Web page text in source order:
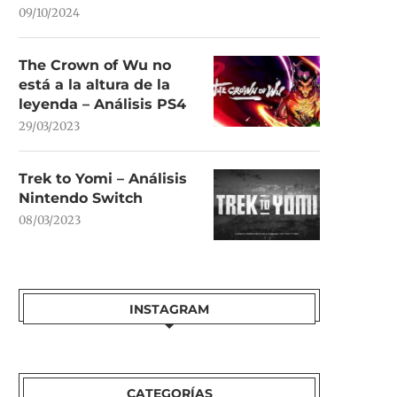
09/10/2024
The Crown of Wu no
está a la altura de la
leyenda – Análisis PS4
29/03/2023
Trek to Yomi – Análisis
Nintendo Switch
08/03/2023
INSTAGRAM
CATEGORÍAS